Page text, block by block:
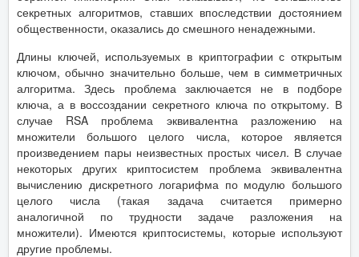
секретных алгоритмов, ставших впоследствии достоянием
общественности, оказались до смешного ненадежными.
Длины ключей, используемых в криптографии с открытым
ключом, обычно значительно больше, чем в симметричных
алгоритма. Здесь проблема заключается не в подборе
ключа, а в воссоздании секретного ключа по открытому. В
случае RSA проблема эквивалентна разложению на
множители большого целого числа, которое является
произведением пары неизвестных простых чисел. В случае
некоторых других криптосистем проблема эквивалентна
вычислению дискретного логарифма по модулю большого
целого числа (такая задача считается примерно
аналогичной по трудности задаче разложения на
множители). Имеются криптосистемы, которые используют
другие проблемы.